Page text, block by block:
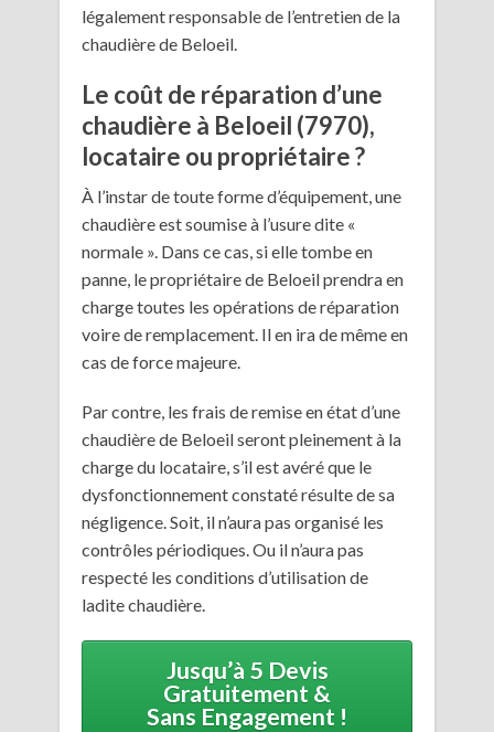
légalement responsable de l’entretien de la
chaudière de Beloeil.
Le coût de réparation d’une
chaudière à Beloeil (7970),
locataire ou propriétaire ?
À l’instar de toute forme d’équipement, une
chaudière est soumise à l’usure dite «
normale ». Dans ce cas, si elle tombe en
panne, le propriétaire de Beloeil prendra en
charge toutes les opérations de réparation
voire de remplacement. Il en ira de même en
cas de force majeure.
Par contre, les frais de remise en état d’une
chaudière de Beloeil seront pleinement à la
charge du locataire, s’il est avéré que le
dysfonctionnement constaté résulte de sa
négligence. Soit, il n’aura pas organisé les
contrôles périodiques. Ou il n’aura pas
respecté les conditions d’utilisation de
ladite chaudière.
Jusqu’à 5 Devis
Gratuitement &
Sans Engagement !